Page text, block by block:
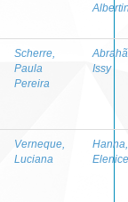
Scherre,
Paula
Pereira
Issy
Verneque,
Luciana
Hanna,